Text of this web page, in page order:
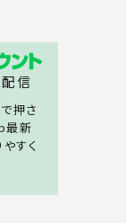
信
押さ
最新
すく